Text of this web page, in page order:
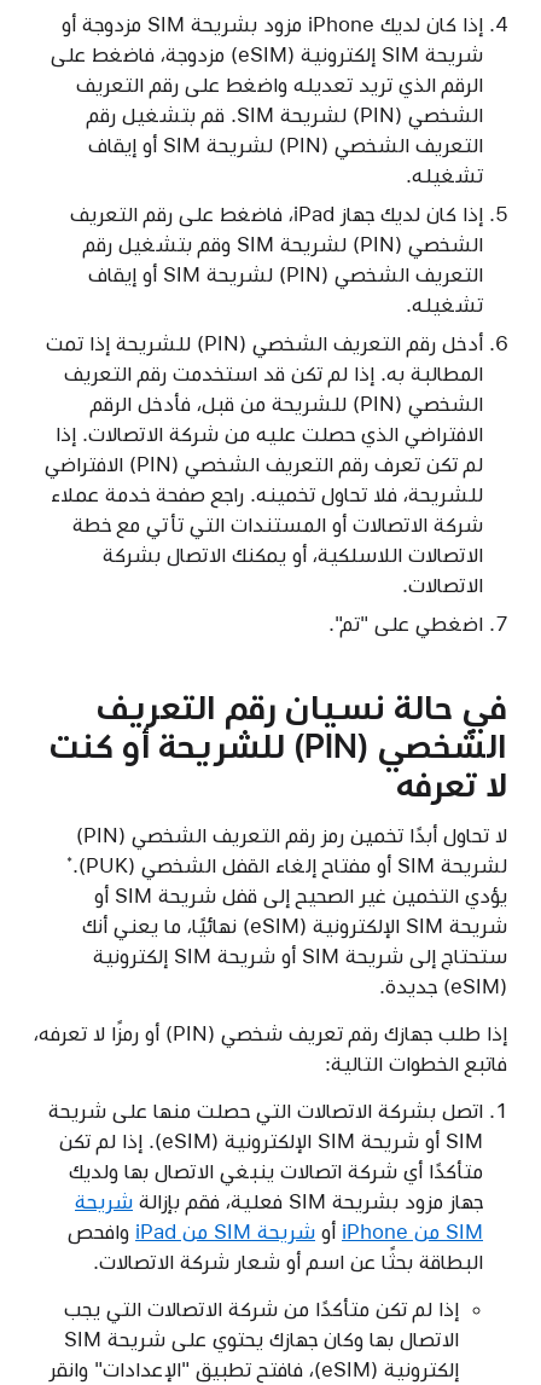
إذا كان لديك iPhone مزود بشريحة SIM مزدوجة أو
شريحة SIM إلكترونية (eSIM) مزدوجة، فاضغط على
الرقم الذي تريد تعديله واضغط على رقم التعريف
الشخصي (PIN) لشريحة SIM. قم بتشغيل رقم
التعريف الشخصي (PIN) لشريحة SIM أو إيقاف
تشغيله.
إذا كان لديك جهاز iPad، فاضغط على رقم التعريف
الشخصي (PIN) لشريحة SIM وقم بتشغيل رقم
التعريف الشخصي (PIN) لشريحة SIM أو إيقاف
تشغيله.
أدخل رقم التعريف الشخصي (PIN) للشريحة إذا تمت
المطالبة به. إذا لم تكن قد استخدمت رقم التعريف
الشخصي (PIN) للشريحة من قبل، فأدخل الرقم
الافتراضي الذي حصلت عليه من شركة الاتصالات. إذا
لم تكن تعرف رقم التعريف الشخصي (PIN) الافتراضي
للشريحة، فلا تحاول تخمينه. راجع صفحة خدمة عملاء
شركة الاتصالات أو المستندات التي تأتي مع خطة
الاتصالات اللاسلكية، أو يمكنك الاتصال بشركة
الاتصالات.
اضغطي على "تم".
في حالة نسيان رقم التعريف
الشخصي (PIN) للشريحة أو كنت
لا تعرفه
لا تحاول أبدًا تخمين رمز رقم التعريف الشخصي (PIN)
لشريحة SIM أو مفتاح إلغاء القفل الشخصي (PUK).
*
يؤدي التخمين غير الصحيح إلى قفل شريحة SIM أو
شريحة SIM الإلكترونية (eSIM) نهائيًا، ما يعني أنك
ستحتاج إلى شريحة SIM أو شريحة SIM إلكترونية
(eSIM) جديدة.
إذا طلب جهازك رقم تعريف شخصي (PIN) أو رمزًا لا تعرفه،
فاتبع الخطوات التالية:
اتصل بشركة الاتصالات التي حصلت منها على شريحة
SIM أو شريحة SIM الإلكترونية (eSIM). إذا لم تكن
متأكدًا أي شركة اتصالات ينبغي الاتصال بها ولديك
جهاز مزود بشريحة SIM فعلية، فقم بإزالة
شريحة
SIM من iPhone
أو شريحة SIM من iPad
وافحص
البطاقة بحثًا عن اسم أو شعار شركة الاتصالات.
إذا لم تكن متأكدًا من شركة الاتصالات التي يجب
الاتصال بها وكان جهازك يحتوي على شريحة SIM
إلكترونية (eSIM)، فافتح تطبيق "الإعدادات" وانقر